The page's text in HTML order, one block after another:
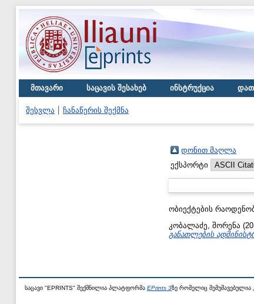
მთავარი საცავის შესახებ ინსტრუქცია
შესვლა ჩანაწერის შექმნა
დონით მაღლა
ექსპორტი
ობიექტების
კობალაძე, შორენა
განათლების
საცავი "EPRINTS" შექმნილია პლატფორმა EPrints 3ზე რომელიც შემუშავებულია